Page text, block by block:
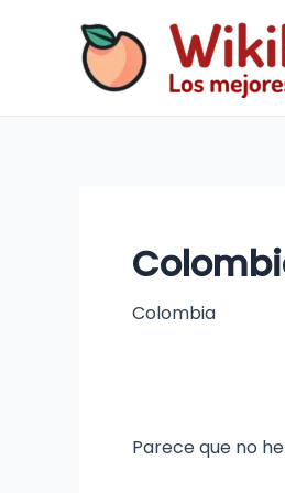
contenido
Colombia
Parece que no